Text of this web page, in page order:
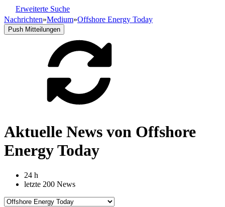
Erweiterte Suche
Nachrichten»Medium»Offshore Energy Today
Push Mitteilungen
Aktuelle News von Offshore
Energy Today
24 h
letzte 200 News